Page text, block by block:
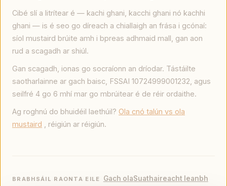
Cibé slí a litrítear é — kachi ghani, kacchi ghani nó kachhi
ghani — is é seo go díreach a chiallaigh an frása i gcónaí:
síol mustaird brúite amh i bpreas adhmaid mall, gan aon
rud a scagadh ar shiúl.
Gan scagadh, ionas go socraíonn an dríodar. Tástáilte
saotharlainne ar gach baisc, FSSAI 10724999001232, agus
seilfré 4 go 6 mhí mar go mbrúitear é de réir ordaithe.
Ag roghnú do bhuidéil laethúil? Ola cnó talún vs ola
mustaird , réigiún ar réigiún.
BRABHSÁIL RAONTA EILE Gach olaSuathaireacht leanbh